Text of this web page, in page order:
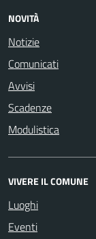
NOVITÀ
Notizie
Comunicati
Avvisi
Scadenze
Modulistica
VIVERE IL COMUNE
Luoghi
Eventi